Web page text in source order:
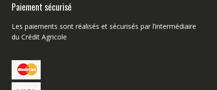
Paiement sécurisé
Les paiements sont réalisés et sécurisés par l’intermédiaire
du Crédit Agricole